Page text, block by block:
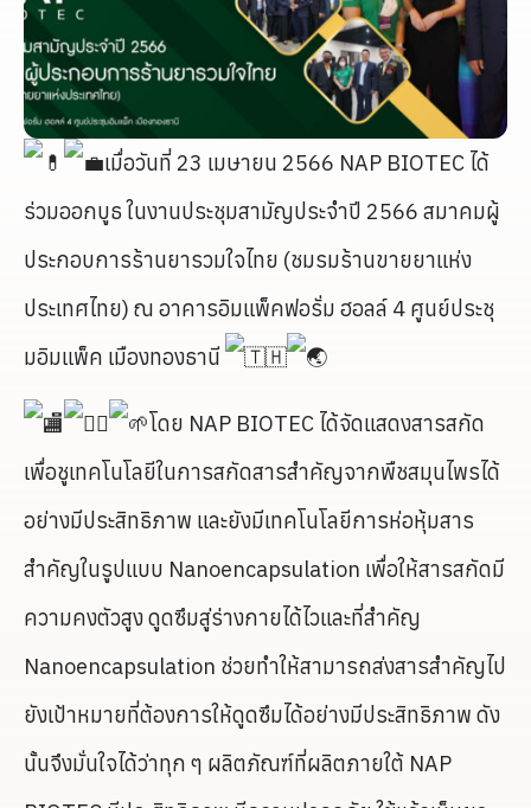
เมื่อวันที่ 23 เมษายน 2566 NAP BIOTEC ได้
ร่วมออกบูธ ในงานประชุมสามัญประจำปี 2566 สมาคมผู้
ประกอบการร้านยารวมใจไทย (ชมรมร้านขายยาแห่ง
ประเทศไทย) ณ อาคารอิมแพ็คฟอรั่ม ฮอลล์ 4 ศูนย์ประชุ
มอิมแพ็ค เมืองทองธานี
โดย NAP BIOTEC ได้จัดแสดงสารสกัด
เพื่อชูเทคโนโลยีในการสกัดสารสำคัญจากพืชสมุนไพรได้
อย่างมีประสิทธิภาพ และยังมีเทคโนโลยีการห่อหุ้มสาร
สำคัญในรูปแบบ Nanoencapsulation เพื่อให้สารสกัดมี
ความคงตัวสูง ดูดซึมสู่ร่างกายได้ไวและที่สำคัญ
Nanoencapsulation ช่วยทำให้สามารถส่งสารสำคัญไป
ยังเป้าหมายที่ต้องการให้ดูดซึมได้อย่างมีประสิทธิภาพ ดัง
นั้นจึงมั่นใจได้ว่าทุก ๆ ผลิตภัณฑ์ที่ผลิตภายใต้ NAP